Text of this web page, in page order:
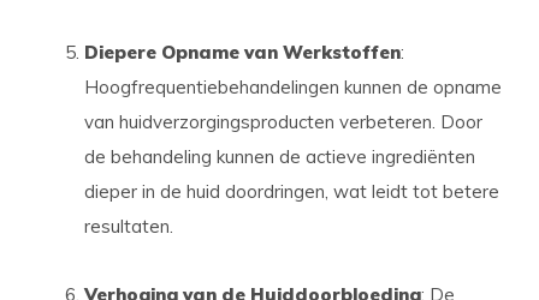
Diepere Opname van Werkstoffen:
Hoogfrequentiebehandelingen kunnen de opname
van huidverzorgingsproducten verbeteren. Door
de behandeling kunnen de actieve ingrediënten
dieper in de huid doordringen, wat leidt tot betere
resultaten.
Verhoging van de Huiddoorbloeding: De